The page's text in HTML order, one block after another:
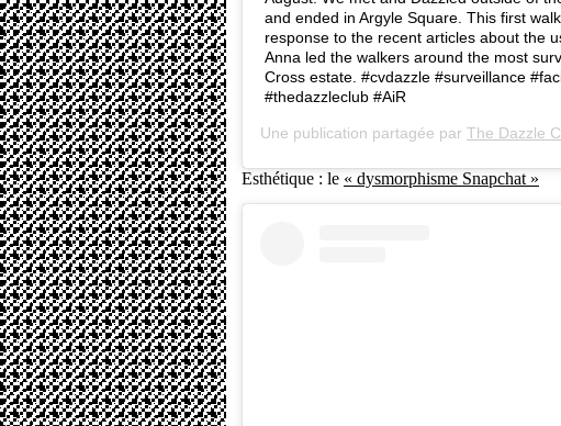
and ended in Argyle Square. This first
response to the recent articles about the
Anna led the walkers around the most
Cross estate. #cvdazzle #surveillance
#thedazzleclub #AiR
Une publication partagée par The Dazzle
Esthétique : le « dysmorphisme Snapchat »